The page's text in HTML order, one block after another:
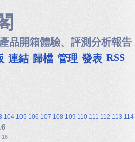
品開箱體驗、評測分析報告
連結 歸檔 管理 發表 RSS
104 105 106 107 108 109 110 111 112 113 114